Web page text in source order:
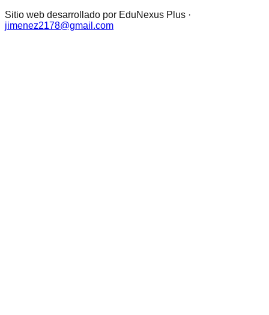
Sitio web desarrollado por EduNexus Plus ·
jimenez2178@gmail.com